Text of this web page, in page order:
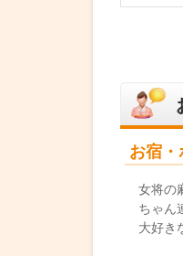
お宿
女将の
ちゃん
大好き